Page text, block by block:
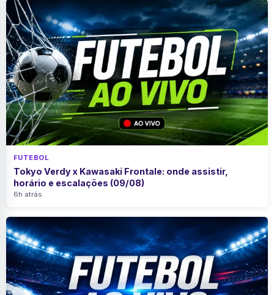
FUTEBOL
Tokyo Verdy x Kawasaki Frontale: onde assistir,
horário e escalações (09/08)
6h atrás